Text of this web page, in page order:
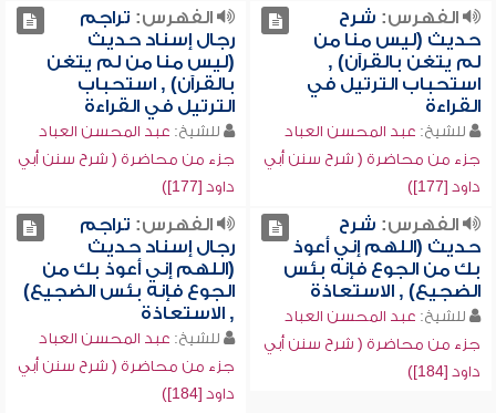
الفهرس: شرح
حديث (ليس منا من
لم يتغن بالقرآن) ,
استحباب الترتيل في
القراءة
للشيخ: عبد المحسن العباد
جزء من محاضرة ( شرح سنن أبي
داود [177])
الفهرس: تراجم
رجال إسناد حديث
(ليس منا من لم يتغن
بالقرآن) , استحباب
الترتيل في القراءة
للشيخ: عبد المحسن العباد
جزء من محاضرة ( شرح سنن أبي
داود [177])
الفهرس: شرح
حديث (اللهم إني أعوذ
بك من الجوع فإنه بئس
الضجيع) , الاستعاذة
للشيخ: عبد المحسن العباد
جزء من محاضرة ( شرح سنن أبي
داود [184])
الفهرس: تراجم
رجال إسناد حديث
(اللهم إني أعوذ بك من
الجوع فإنه بئس الضجيع)
, الاستعاذة
للشيخ: عبد المحسن العباد
جزء من محاضرة ( شرح سنن أبي
داود [184])